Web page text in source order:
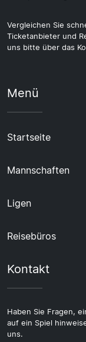
Vergleichen Sie
Ticketanbieter und
uns bitte über das
Menü
Startseite
Mannschaften
Ligen
Reisebüros
Kontakt
Haben Sie Fragen,
auf ein Spiel
uns.